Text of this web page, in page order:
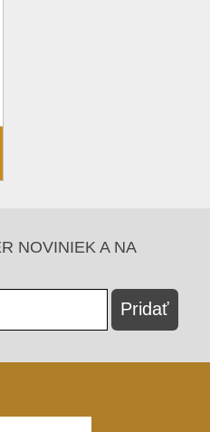
NOVINIEK A NA